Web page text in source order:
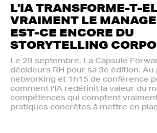
L'IA TRANSFORME-T-
VRAIMENT LE
EST-CE ENCORE DU
STORYTELLING
Le 29 septembre, La Capsule
décideurs RH pour sa 3e édition. Au
networking et 1h15 de conférence
comment l'IA redéfinit la valeur du
compétences qui comptent
pratiques concrètes à mettre en